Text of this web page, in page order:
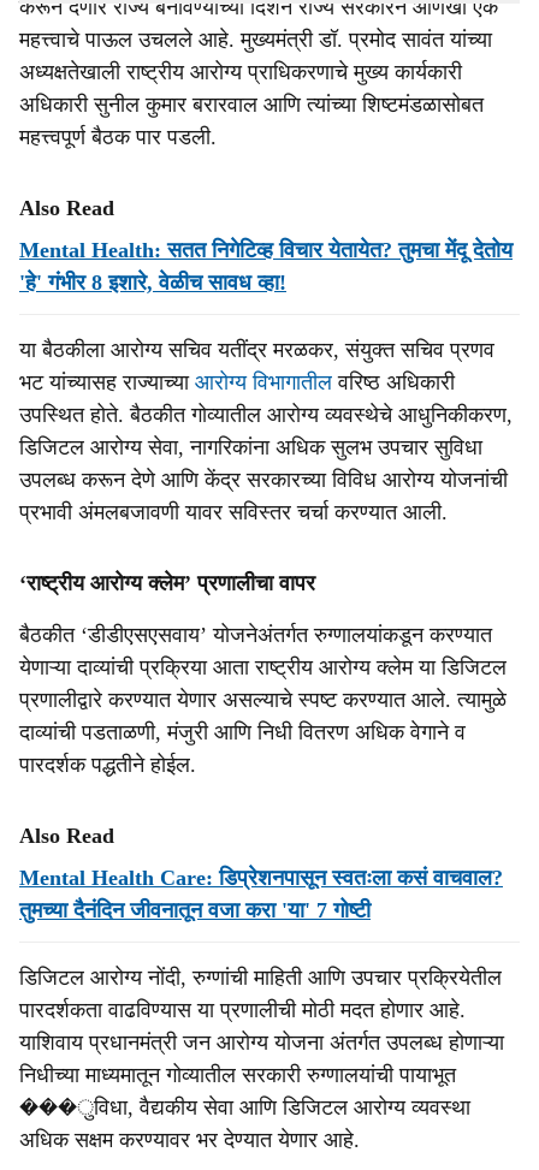
करून देणारे राज्य बनविण्याच्या दिशेने राज्य सरकारने आणखी एक
महत्त्वाचे पाऊल उचलले आहे. मुख्यमंत्री डॉ. प्रमोद सावंत यांच्या
अध्यक्षतेखाली राष्ट्रीय आरोग्य प्राधिकरणाचे मुख्य कार्यकारी
अधिकारी सुनील कुमार बरारवाल आणि त्यांच्या शिष्टमंडळासोबत
महत्त्वपूर्ण बैठक पार पडली.
Also Read
Mental Health: सतत निगेटिव्ह विचार येतायेत? तुमचा मेंदू देतोय
'हे' गंभीर 8 इशारे, वेळीच सावध व्हा!
या बैठकीला आरोग्य सचिव यतींद्र मरळकर, संयुक्त सचिव प्रणव
भट यांच्यासह राज्याच्या आरोग्य विभागातील वरिष्ठ अधिकारी
उपस्थित होते. बैठकीत गोव्यातील आरोग्य व्यवस्थेचे आधुनिकीकरण,
डिजिटल आरोग्य सेवा, नागरिकांना अधिक सुलभ उपचार सुविधा
उपलब्ध करून देणे आणि केंद्र सरकारच्या विविध आरोग्य योजनांची
प्रभावी अंमलबजावणी यावर सविस्तर चर्चा करण्यात आली.
‘राष्ट्रीय आरोग्य क्लेम’ प्रणालीचा वापर
बैठकीत ‘डीडीएसएसवाय’ योजनेअंतर्गत रुग्णालयांकडून करण्यात
येणाऱ्या दाव्यांची प्रक्रिया आता राष्ट्रीय आरोग्य क्लेम या डिजिटल
प्रणालीद्वारे करण्यात येणार असल्याचे स्पष्ट करण्यात आले. त्यामुळे
दाव्यांची पडताळणी, मंजुरी आणि निधी वितरण अधिक वेगाने व
पारदर्शक पद्धतीने होईल.
Also Read
Mental Health Care: डिप्रेशनपासून स्वतःला कसं वाचवाल?
तुमच्या दैनंदिन जीवनातून वजा करा 'या' 7 गोष्टी
डिजिटल आरोग्य नोंदी, रुग्णांची माहिती आणि उपचार प्रक्रियेतील
पारदर्शकता वाढविण्यास या प्रणालीची मोठी मदत होणार आहे.
याशिवाय प्रधानमंत्री जन आरोग्य योजना अंतर्गत उपलब्ध होणाऱ्या
निधीच्या माध्यमातून गोव्यातील सरकारी रुग्णालयांची पायाभूत
���ुविधा, वैद्यकीय सेवा आणि डिजिटल आरोग्य व्यवस्था
अधिक सक्षम करण्यावर भर देण्यात येणार आहे.